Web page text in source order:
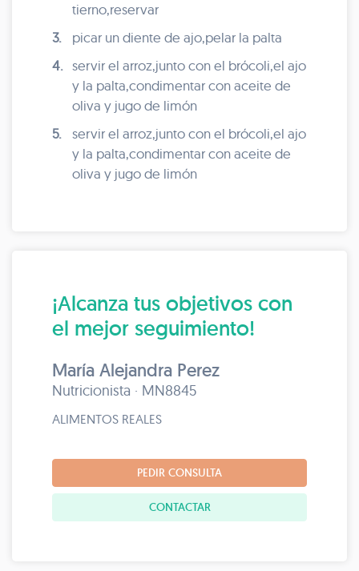
tierno,reservar
3.
picar un diente de ajo,pelar la palta
4. servir el arroz,junto con el brócoli,el ajo
y la palta,condimentar con aceite de
oliva y jugo de limón
5.
servir el arroz,junto con el brócoli,el ajo
y la palta,condimentar con aceite de
oliva y jugo de limón
¡Alcanza tus objetivos con
el mejor seguimiento!
María Alejandra Perez
Nutricionista · MN8845
ALIMENTOS REALES
PEDIR CONSULTA
CONTACTAR